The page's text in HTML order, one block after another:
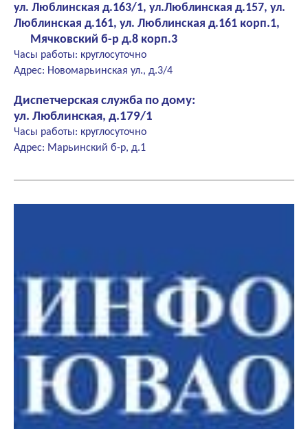
ул. Люблинская д.163/1, ул.Люблинская д.157, ул.
Люблинская д.161, ул. Люблинская д.161 корп.1,
Мячковский б-р д.8 корп.3
Часы работы: круглосуточно
Адрес: Новомарьинская ул., д.3/4
Диспетчерская служба по дому:
ул. Люблинская, д.179/1
Часы работы: круглосуточно
Адрес: Марьинский б-р, д.1